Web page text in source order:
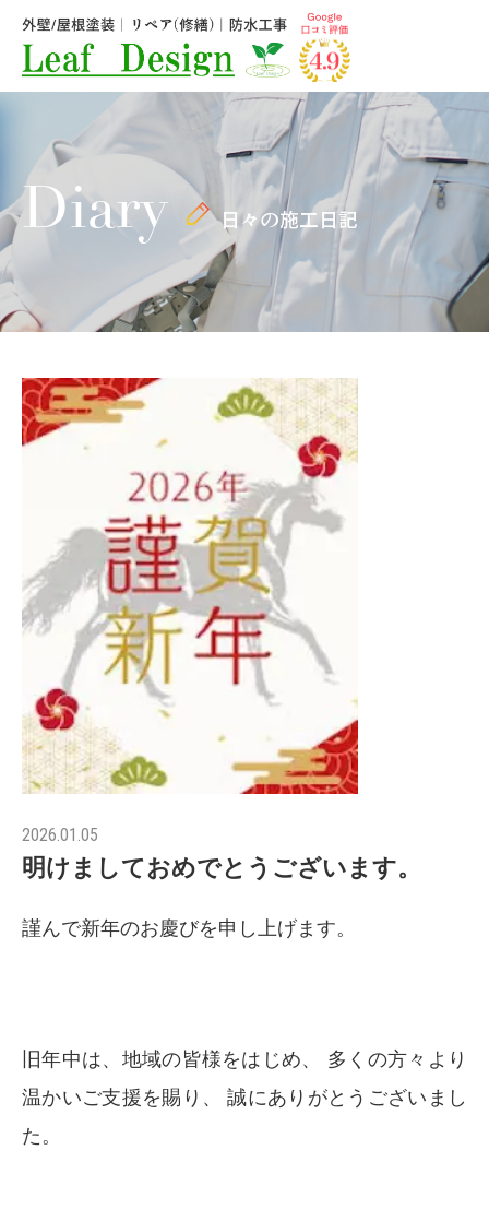
Diary 日々の施工日記
2026.01.05
明けましておめでとうございます。
謹んで新年のお慶びを申し上げます。
旧年中は、地域の皆様をはじめ、 多くの方々より
温かいご支援を賜り、 誠にありがとうございまし
た。